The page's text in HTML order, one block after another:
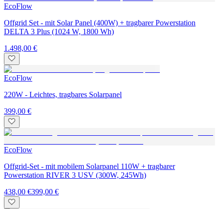
EcoFlow
Offgrid Set - mit Solar Panel (400W) + tragbarer Powerstation
DELTA 3 Plus (1024 W, 1800 Wh)
1.498,00 €
EcoFlow
220W - Leichtes, tragbares Solarpanel
399,00 €
EcoFlow
Offgrid-Set - mit mobilem Solarpanel 110W + tragbarer
Powerstation RIVER 3 USV (300W, 245Wh)
438,00 €399,00 €